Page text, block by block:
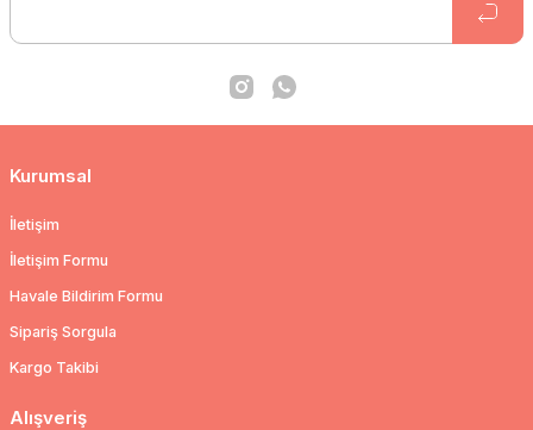
Kurumsal
İletişim
İletişim Formu
Havale Bildirim Formu
Sipariş Sorgula
Kargo Takibi
Alışveriş